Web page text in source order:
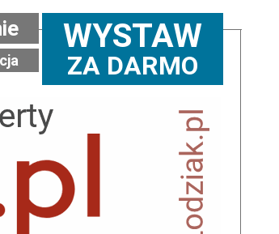
WYSTAW
ZA DARMO